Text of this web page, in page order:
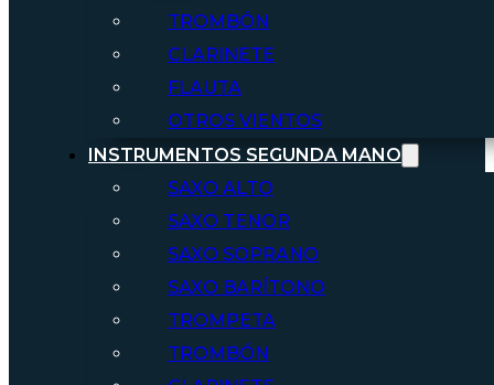
TROMBÓN
CLARINETE
FLAUTA
OTROS VIENTOS
INSTRUMENTOS SEGUNDA MANO
SAXO ALTO
SAXO TENOR
SAXO SOPRANO
SAXO BARÍTONO
TROMPETA
TROMBÓN